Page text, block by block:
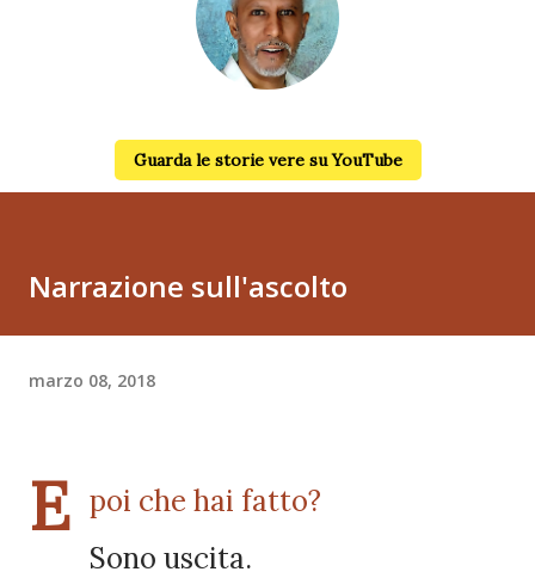
Guarda le storie vere su YouTube
Narrazione sull'ascolto
marzo 08, 2018
E poi che hai fatto?
Sono uscita.